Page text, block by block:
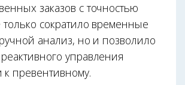
заказов с точностью
только сократило временные
анализ, но и позволило
управления
к превентивному.